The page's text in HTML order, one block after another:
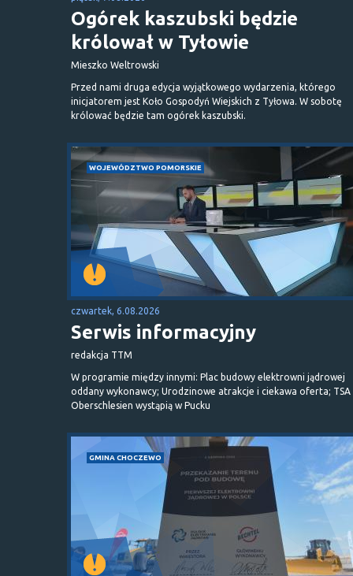
Ogórek kaszubski będzie
królował w Tyłowie
Mieszko Weltrowski
Przed nami druga edycja wyjątkowego wydarzenia, którego
inicjatorem jest Koło Gospodyń Wiejskich z Tyłowa. W sobotę
królować będzie tam ogórek kaszubski.
WOJEWÓDZTWO POMORSKIE
czwartek, 6.08.2026
Serwis informacyjny
redakcja TTM
W programie między innymi: Plac budowy elektrowni jądrowej
oddany wykonawcy; Urodzinowe atrakcje i ciekawa oferta; TSA
Oberschlesien wystąpią w Pucku
GMINA CHOCZEWO